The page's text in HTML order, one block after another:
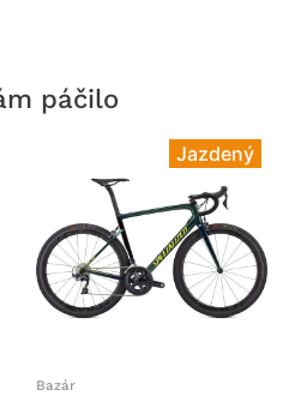
páčilo
Jazdený
Bazár